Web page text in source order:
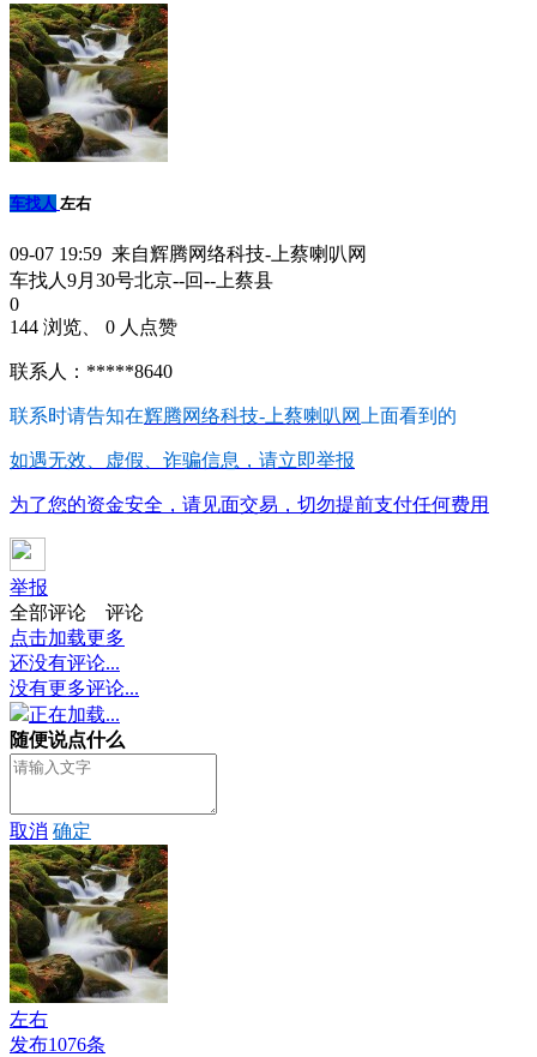
车找人 左右
09-07 19:59 来自辉腾网络科技-上蔡喇叭网
车找人9月30号北京--回--上蔡县
0
144 浏览、 0 人点赞
联系人：*****8640
联系时请告知在辉腾网络科技-上蔡喇叭网 上面看到的
如遇无效、虚假、诈骗信息，请立即举报
为了您的资金安全，请见面交易，切勿提前支付任何费用
举报
全部评论
评论
点击加载更多
还没有评论...
没有更多评论...
正在加载...
随便说点什么
取消 确定
左右
发布1076条